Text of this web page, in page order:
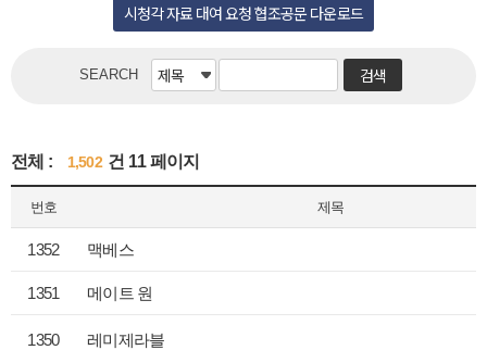
시청각 자료 대여 요청 협조공문 다운로드
SEARCH
전체 : 1,502 건 11 페이지
번호 제목
1352 맥베스
1351 메이트 원
1350 레미제라블